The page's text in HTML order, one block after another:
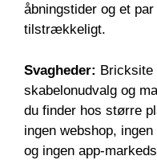
åbningstider og et
tilstrækkeligt.
Svagheder:
skabelonudvalg og
du finder hos større
ingen webshop,
og ingen app-